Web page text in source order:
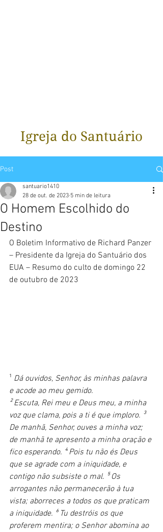
Igreja do Santuário
Post
O Homem Escolhido do
Destino
santuario1410
28 de out. de 2023 5 min de leitura
O Boletim Informativo de Richard Panzer
– Presidente da Igreja do Santuário dos
EUA – Resumo do culto de domingo 22
de outubro de 2023
¹ Dá ouvidos, Senhor, às minhas palavra
e acode ao meu gemido.
² Escuta, Rei meu e Deus meu, a minha
voz que clama, pois a ti é que imploro. ³
De manhã, Senhor, ouves a minha voz;
de manhã te apresento a minha oração e
fico esperando. ⁴ Pois tu não és Deus
que se agrade com a iniquidade, e
contigo não subsiste o mal. ⁵ Os
arrogantes não permanecerão à tua
vista; aborreces a todos os que praticam
a iniquidade. ⁶ Tu destróis os que
proferem mentira; o Senhor abomina ao